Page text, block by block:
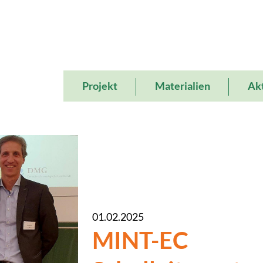
Main
navigation
Projekt Materialien
01.02.2025
MINT-EC